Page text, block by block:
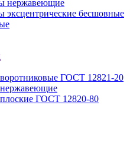
нержавеющие
эксцентрические бесшовные
ГОСТ 12821-20
ГОСТ 12820-80